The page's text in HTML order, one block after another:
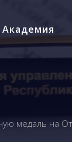
Академия
медаль на